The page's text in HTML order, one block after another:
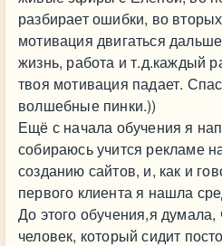
разбирает ошибки, во
мотивация двигаться
жизнь, работа и т.д.каждый
твоя мотивация падает.
волшебные пинки.))
Ещё с начала обучения я
собираюсь учится рекламе
созданию сайтов, и, как и
первого клиента я нашла
До этого обучения,я
человек, который сидит